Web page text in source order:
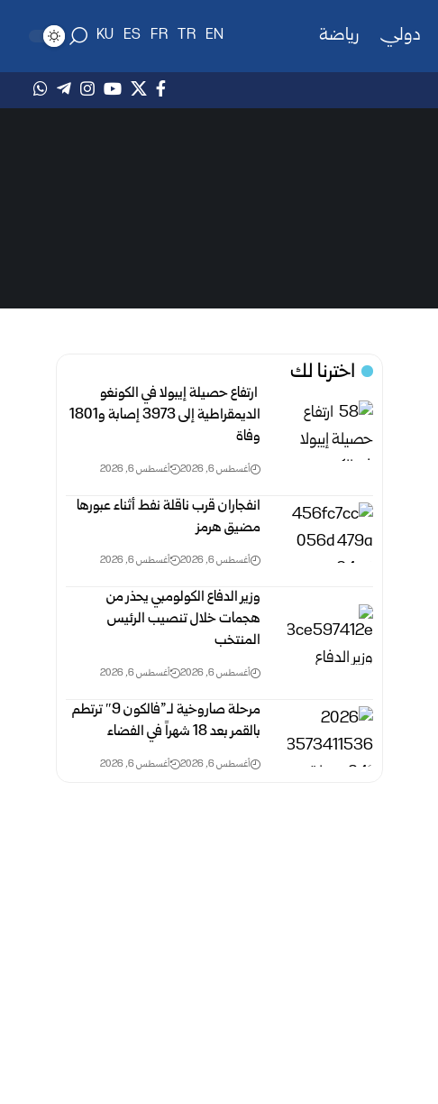
دولي رياضة EN
TR
FR
ES
KU
اخترنا لك
‏ ارتفاع حصيلة إيبولا في الكونغو
الديمقراطية إلى 3973 إصابة و1801
وفاة
أغسطس 6, 2026 أغسطس 6, 2026
انفجاران قرب ناقلة نفط أثناء عبورها
مضيق هرمز
أغسطس 6, 2026 أغسطس 6, 2026
وزير الدفاع الكولومبي يحذر من
هجمات خلال تنصيب الرئيس
المنتخب
أغسطس 6, 2026 أغسطس 6, 2026
مرحلة صاروخية لـ”فالكون 9″ ترتطم
بالقمر بعد 18 شهراً في الفضاء
أغسطس 6, 2026 أغسطس 6, 2026